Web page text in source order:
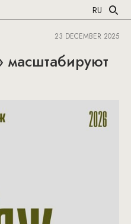
RU
23 DECEMBER 2025